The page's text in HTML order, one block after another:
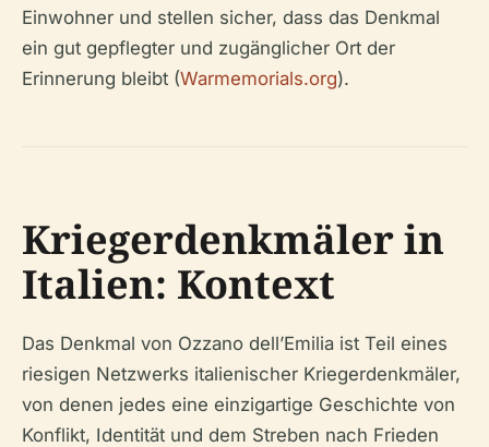
Einwohner und stellen sicher, dass das Denkmal
ein gut gepflegter und zugänglicher Ort der
Erinnerung bleibt (Warmemorials.org).
Kriegerdenkmäler in
Italien: Kontext
Das Denkmal von Ozzano dell’Emilia ist Teil eines
riesigen Netzwerks italienischer Kriegerdenkmäler,
von denen jedes eine einzigartige Geschichte von
Konflikt, Identität und dem Streben nach Frieden